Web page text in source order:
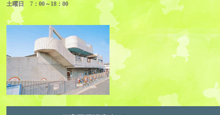
土曜日 7：00～18：00